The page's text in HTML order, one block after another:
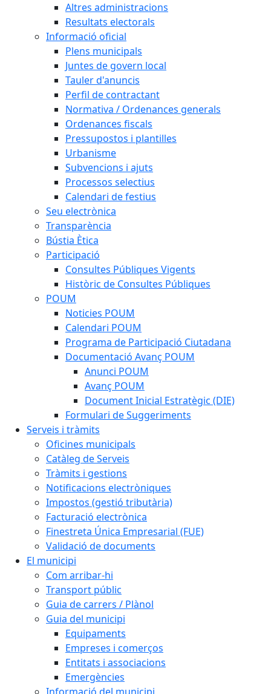
Altres administracions
Resultats electorals
Informació oficial
Plens municipals
Juntes de govern local
Tauler d'anuncis
Perfil de contractant
Normativa / Ordenances generals
Ordenances fiscals
Pressupostos i plantilles
Urbanisme
Subvencions i ajuts
Processos selectius
Calendari de festius
Seu electrònica
Transparència
Bústia Ètica
Participació
Consultes Públiques Vigents
Històric de Consultes Públiques
POUM
Noticies POUM
Calendari POUM
Programa de Participació Ciutadana
Documentació Avanç POUM
Anunci POUM
Avanç POUM
Document Inicial Estratègic (DIE)
Formulari de Suggeriments
Serveis i tràmits
Oficines municipals
Catàleg de Serveis
Tràmits i gestions
Notificacions electròniques
Impostos (gestió tributària)
Facturació electrònica
Finestreta Única Empresarial (FUE)
Validació de documents
El municipi
Com arribar-hi
Transport públic
Guia de carrers / Plànol
Guia del municipi
Equipaments
Empreses i comerços
Entitats i associacions
Emergències